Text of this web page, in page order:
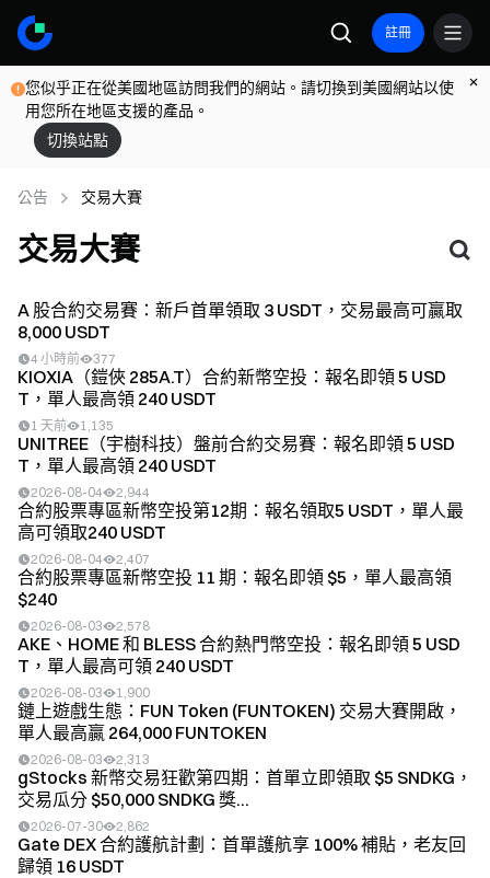
註冊
您似乎正在從美國地區訪問我們的網站。請切換到美國網站以使
用您所在地區支援的產品。
切換站點
公告 交易大賽
交易大賽
A 股合約交易賽：新戶首單領取 3 USDT，交易最高可贏取
8,000 USDT
4 小時前 377
KIOXIA（鎧俠 285A.T）合約新幣空投：報名即領 5 USD
T，單人最高領 240 USDT
1 天前 1,135
UNITREE（宇樹科技）盤前合約交易賽：報名即領 5 USD
T，單人最高領 240 USDT
2026-08-04 2,944
合約股票專區新幣空投第12期：報名領取5 USDT，單人最
高可領取240 USDT
2026-08-04 2,407
合約股票專區新幣空投 11 期：報名即領 $5，單人最高領
$240
2026-08-03 2,578
AKE、HOME 和 BLESS 合約熱門幣空投：報名即領 5 USD
T，單人最高可領 240 USDT
2026-08-03 1,900
鏈上遊戲生態：FUN Token (FUNTOKEN) 交易大賽開啟，
單人最高贏 264,000 FUNTOKEN
2026-08-03 2,313
gStocks 新幣交易狂歡第四期：首單立即領取 $5 SNDKG，
交易瓜分 $50,000 SNDKG 獎...
2026-07-30 2,862
Gate DEX 合約護航計劃：首單護航享 100% 補貼，老友回
歸領 16 USDT